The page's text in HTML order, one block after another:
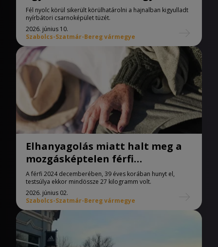
Fél nyolc körül sikerült körülhatárolni a hajnalban kigyulladt
nyírbátori csarnoképület tüzét.
2026. június 10.
Szabolcs-Szatmár-Bereg vármegye
Elhanyagolás miatt halt meg a
mozgásképtelen férfi
Nyírbátorban
A férfi 2024 decemberében, 39 éves korában hunyt el,
testsúlya ekkor mindössze 27 kilogramm volt.
2026. június 02.
Szabolcs-Szatmár-Bereg vármegye